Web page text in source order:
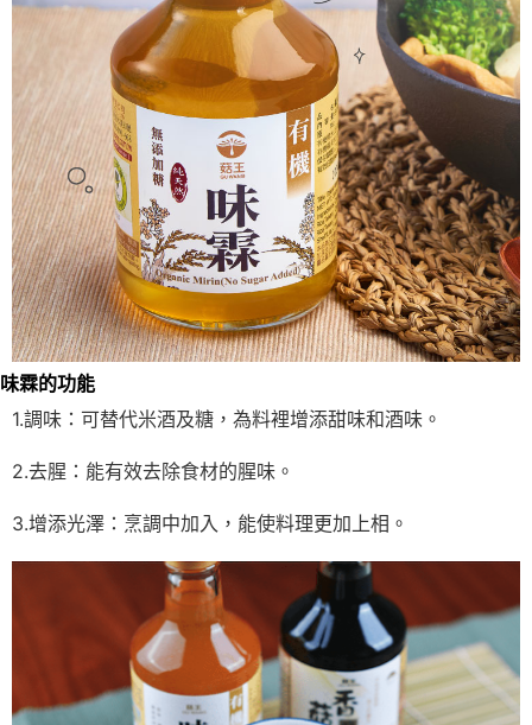
味霖的功能
1.調味：可替代米酒及糖，為料裡增添甜味和酒味。
2.去腥：能有效去除食材的腥味。
3.增添光澤：烹調中加入，能使料理更加上相。